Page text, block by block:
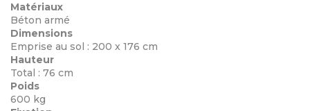
Matériaux
Béton armé
Dimensions
Emprise au sol : 200 x 176 cm
Hauteur
Total : 76 cm
Poids
600 kg